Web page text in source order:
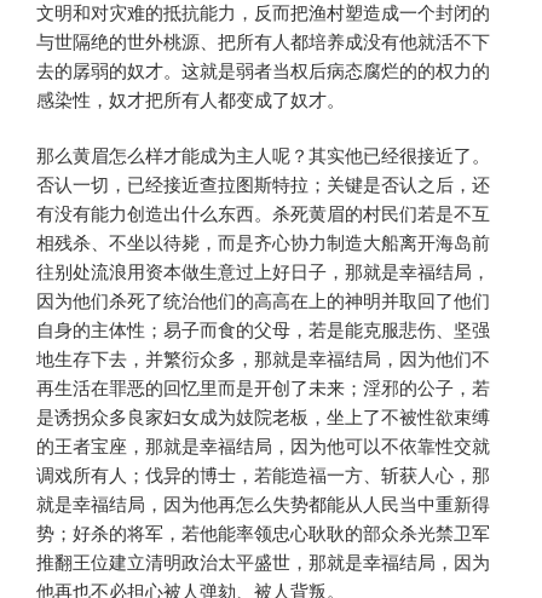
文明和对灾难的抵抗能力，反而把渔村塑造成一个封闭的
与世隔绝的世外桃源、把所有人都培养成没有他就活不下
去的孱弱的奴才。这就是弱者当权后病态腐烂的的权力的
感染性，奴才把所有人都变成了奴才。
那么黄眉怎么样才能成为主人呢？其实他已经很接近了。
否认一切，已经接近查拉图斯特拉；关键是否认之后，还
有没有能力创造出什么东西。杀死黄眉的村民们若是不互
相残杀、不坐以待毙，而是齐心协力制造大船离开海岛前
往别处流浪用资本做生意过上好日子，那就是幸福结局，
因为他们杀死了统治他们的高高在上的神明并取回了他们
自身的主体性；易子而食的父母，若是能克服悲伤、坚强
地生存下去，并繁衍众多，那就是幸福结局，因为他们不
再生活在罪恶的回忆里而是开创了未来；淫邪的公子，若
是诱拐众多良家妇女成为妓院老板，坐上了不被性欲束缚
的王者宝座，那就是幸福结局，因为他可以不依靠性交就
调戏所有人；伐异的博士，若能造福一方、斩获人心，那
就是幸福结局，因为他再怎么失势都能从人民当中重新得
势；好杀的将军，若他能率领忠心耿耿的部众杀光禁卫军
推翻王位建立清明政治太平盛世，那就是幸福结局，因为
他再也不必担心被人弹劾、被人背叛。